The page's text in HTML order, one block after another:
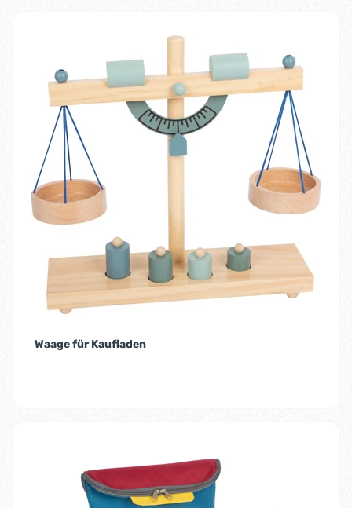
Waage für Kaufladen